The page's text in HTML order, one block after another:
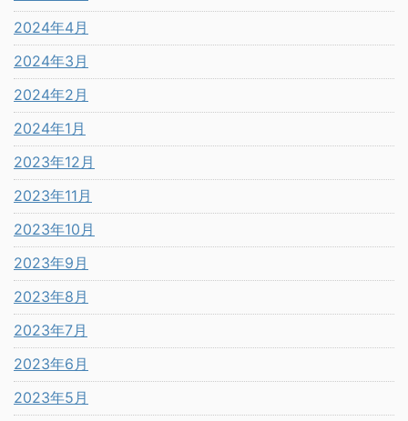
2024年4月
2024年3月
2024年2月
2024年1月
2023年12月
2023年11月
2023年10月
2023年9月
2023年8月
2023年7月
2023年6月
2023年5月